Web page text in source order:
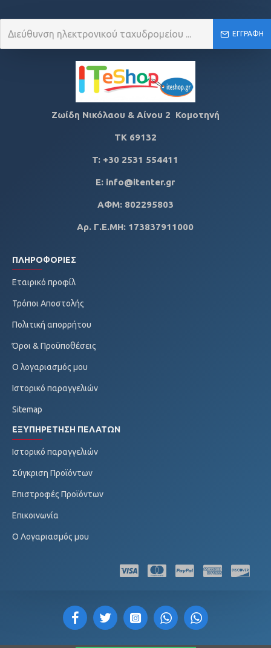
ΕΓΓΡΑΦΉ
Ζωίδη Νικόλαου & Αίνου 2 Κομοτηνή
ΤΚ 69132
T: +30 2531 554411
E: info@itenter.gr
ΑΦΜ: 802295803
Αρ. Γ.Ε.ΜΗ: 173837911000
ΠΛΗΡΟΦΟΡΊΕΣ
Εταιρικό προφίλ
Τρόποι Αποστολής
Πολιτική απορρήτου
Όροι & Προϋποθέσεις
Ο λογαριασμός μου
Ιστορικό παραγγελιών
Sitemap
ΕΞΥΠΗΡΈΤΗΣΗ ΠΕΛΑΤΏΝ
Ιστορικό παραγγελιών
Σύγκριση Προϊόντων
Επιστροφές Προϊόντων
Επικοινωνία
O Λογαριασμός μου